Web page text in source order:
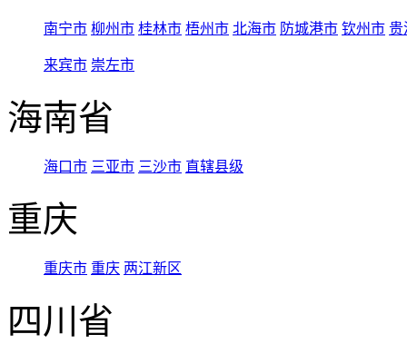
南宁市 柳州市 桂林市 梧州市 北海市 防城港市 钦州市 贵
来宾市 崇左市
海南省
海口市 三亚市 三沙市 直辖县级
重庆
重庆市 重庆 两江新区
四川省